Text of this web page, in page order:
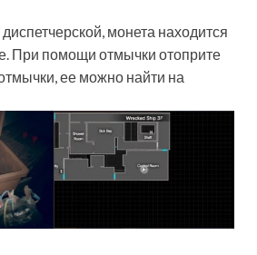
монета находится
При помощи отмычки отоприте
ее можно найти на